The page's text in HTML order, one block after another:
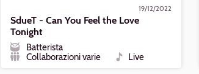
19/12/2022
SdueT - Can You Feel the Love
Tonight
Ruolo
Batterista
Collaborazioni varie
Live